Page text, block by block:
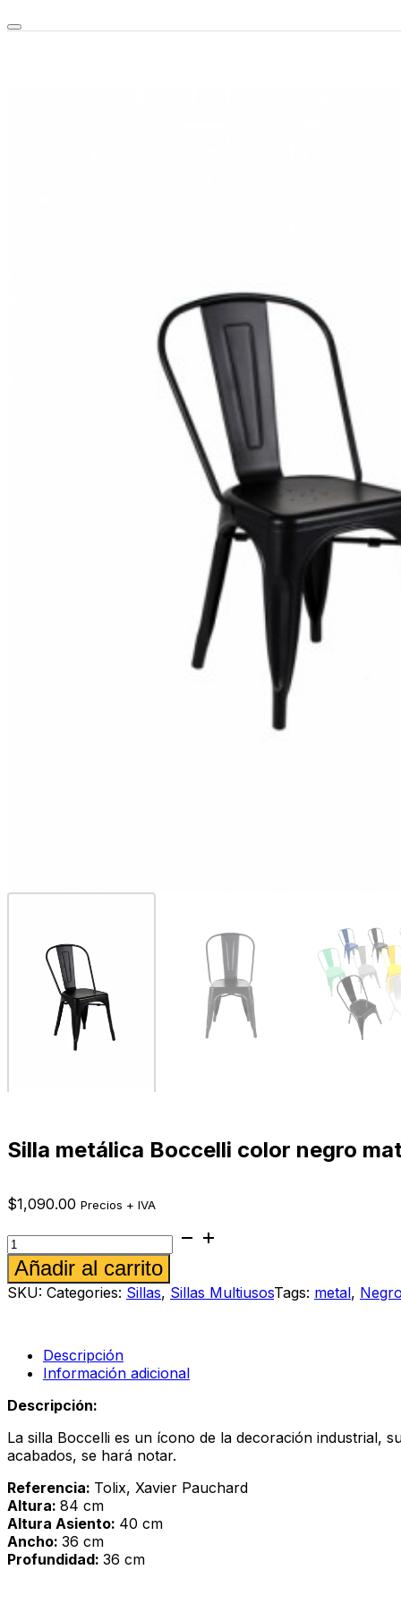
Silla metálica Boccelli color negro
$1,090.00 Precios + IVA
Silla
metálica
Boccelli
color
negro
Añadir al carrito
SKU: Categories: Sillas, Sillas MultiusosTags: metal,
Descripción
Información adicional
Descripción:
La silla Boccelli es un ícono de la decoración industrial,
acabados, se hará notar.
Referencia: Tolix, Xavier Pauchard
Altura: 84 cm
Altura Asiento: 40 cm
Ancho: 36 cm
Profundidad: 36 cm